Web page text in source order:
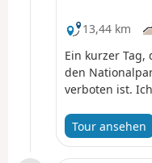
13,44 km
Ein kurzer Tag,
den
verboten ist.
müssen. Die
einzige
übernachten.
Tour ansehen